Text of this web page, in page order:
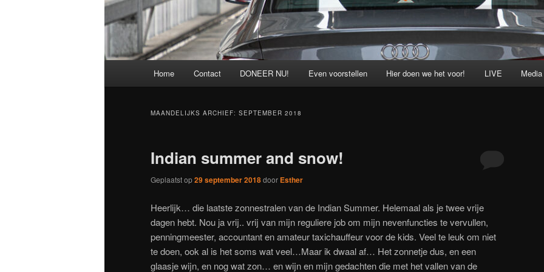
Home Contact DONEER NU! Even voorstellen Hier doen we het voor! LIVE Media
MAANDELIJKS ARCHIEF: SEPTEMBER 2018
Indian summer and snow!
Geplaatst op29 september 2018door Esther
Heerlijk… die laatste zonnestralen van de Indian Summer. Helemaal als je twee vrije
dagen hebt. Nou ja vrij.. vrij van mijn reguliere job om mijn nevenfuncties te vervullen,
penningmeester, accountant en amateur taxichauffeur voor de kids. Veel te leuk om niet
te doen, ook al is het soms wat veel…Maar ik dwaal af… Het zonnetje dus, en een
glaasje wijn, en nog wat zon… en wijn en mijn gedachten die met het vallen van de